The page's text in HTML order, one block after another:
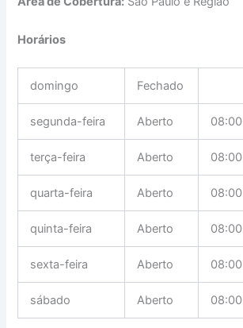
Horários
domingo Fechado
segunda-feira Aberto 08:00
terça-feira Aberto 08:00
quarta-feira Aberto 08:00
quinta-feira Aberto 08:00
sexta-feira Aberto 08:00
sábado Aberto 08:00